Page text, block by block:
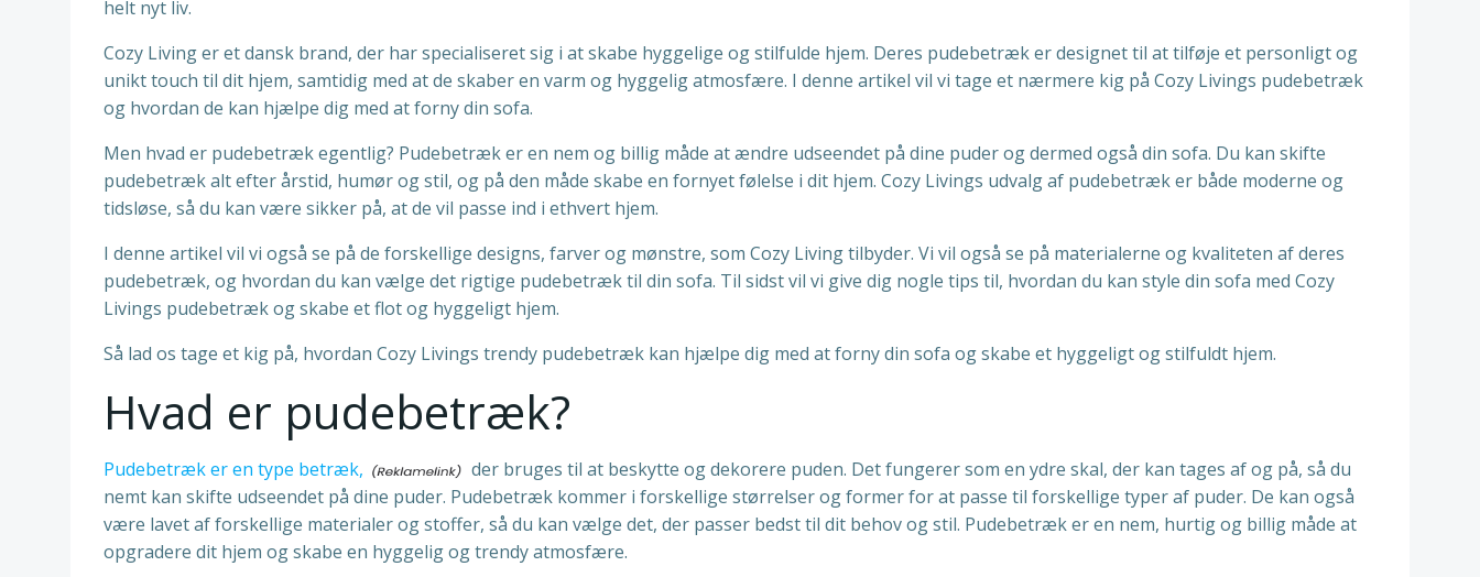
helt nyt liv.
Cozy Living er et dansk brand, der har specialiseret sig i at skabe hyggelige og stilfulde hjem. Deres pudebetræk er designet til at tilføje et personligt og
unikt touch til dit hjem, samtidig med at de skaber en varm og hyggelig atmosfære. I denne artikel vil vi tage et nærmere kig på Cozy Livings pudebetræk
og hvordan de kan hjælpe dig med at forny din sofa.
Men hvad er pudebetræk egentlig? Pudebetræk er en nem og billig måde at ændre udseendet på dine puder og dermed også din sofa. Du kan skifte
pudebetræk alt efter årstid, humør og stil, og på den måde skabe en fornyet følelse i dit hjem. Cozy Livings udvalg af pudebetræk er både moderne og
tidsløse, så du kan være sikker på, at de vil passe ind i ethvert hjem.
I denne artikel vil vi også se på de forskellige designs, farver og mønstre, som Cozy Living tilbyder. Vi vil også se på materialerne og kvaliteten af deres
pudebetræk, og hvordan du kan vælge det rigtige pudebetræk til din sofa. Til sidst vil vi give dig nogle tips til, hvordan du kan style din sofa med Cozy
Livings pudebetræk og skabe et flot og hyggeligt hjem.
Så lad os tage et kig på, hvordan Cozy Livings trendy pudebetræk kan hjælpe dig med at forny din sofa og skabe et hyggeligt og stilfuldt hjem.
Hvad er pudebetræk?
Pudebetræk er en type betræk,
der bruges til at beskytte og dekorere puden. Det fungerer som en ydre skal, der kan tages af og på, så du
nemt kan skifte udseendet på dine puder. Pudebetræk kommer i forskellige størrelser og former for at passe til forskellige typer af puder. De kan også
være lavet af forskellige materialer og stoffer, så du kan vælge det, der passer bedst til dit behov og stil. Pudebetræk er en nem, hurtig og billig måde at
opgradere dit hjem og skabe en hyggelig og trendy atmosfære.